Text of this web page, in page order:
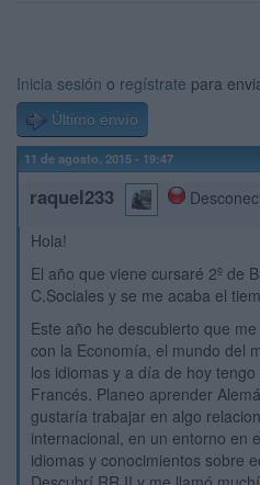
Inicia sesión o regístrate para
Último envío
11 de agosto, 2015 - 19:47
raquel233
Hola!
El año que viene cursaré 2º de
C.Sociales y se me acaba el
Este año he descubierto que
con la Economía, el mundo del
los idiomas y a día de hoy
Francés. Planeo aprender
gustaría trabajar en algo
internacional, en un entorno en
idiomas y conocimientos sobre